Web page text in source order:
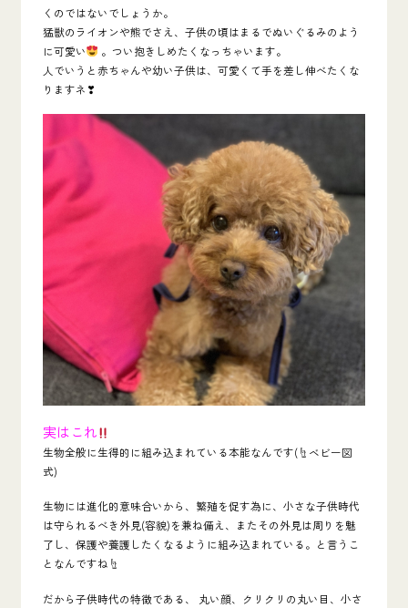
くのではないでしょうか。
猛獣のライオンや熊でさえ、子供の頃はまるでぬいぐるみのよう
に可愛い
。 つい抱きしめたくなっちゃいます。
人でいうと赤ちゃんや幼い子供は、可愛くて手を差し伸べたくな
りますネ ❣
実はこれ
生物全般に生得的に組み込まれている本能なんです(☝️ベビー図
式)
生物には進化的意味合いから、繁殖を促す為に、小さな子供時代
は守られるべき外見(容貌)を兼ね備え、またその外見は周りを魅
了し、保護や養護したくなるように組み込まれている。と言うこ
となんですね☝️
だから子供時代の特徴である、
丸い顔、クリクリの丸い目、小さ